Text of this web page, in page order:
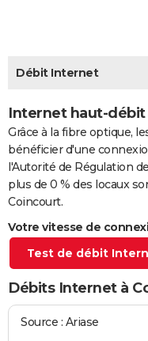
CARTE DE VOEUX
Carte de Noël
Carte Bonne année
Carte Saint-Valentin
Carte Pâques
Carte d'anniversaire
DICTIONNAIRE
PROGRAMME TV
S'inscrire
Se connecter
Lycées
Collèges
Primaires
Universités
Entreprises
Service militaire
Avis de recherche
Bricolage
Lifestyle
Culture
Sport
Auto
Television
Voyage
Cinema
Débit Internet
Internet haut-débit
Grâce à la fibre optique,
bénéficier d'une
l'Autorité de Régulation
plus de 0 % des locaux
Coincourt.
Votre vitesse de
Test de débit
Débits Internet à
Source : Ariase